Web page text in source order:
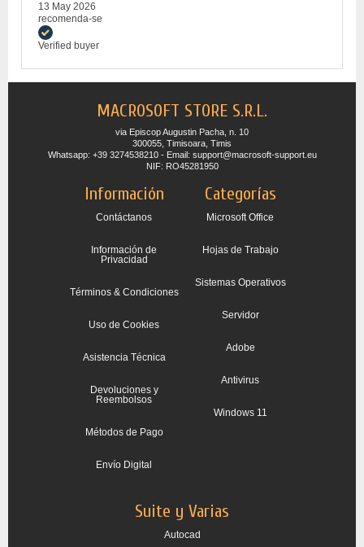
13 May 2026
recomenda-se
Verified buyer
MACROSOFT STORE S.R.L.
via Episcop Augustin Pacha, n. 10
300055, Timisoara, Timis
Whatsapp: +39 3274538210 - Email: support@macrosoft-support.eu
NIF: RO45281950
Información
Contáctanos
Información de
Privacidad
Términos & Condiciones
Uso de Cookies
Asistencia Técnica
Devoluciones y
Reembolsos
Métodos de Pago
Envío Digital
Categorías
Microsoft Office
Hojas de Trabajo
Sistemas Operativos
Servidor
Adobe
Antivirus
Windows 11
Suite y Varias
Autocad